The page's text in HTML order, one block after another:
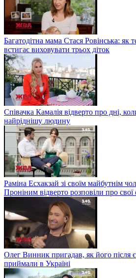
Багатодітна мама Стася Ровінська: як
встигає виховувати трьох діток
Співачка Камалія відверто про дні,
найріднішу людину
Раміна Есхакзай зі своїм майбутнім
Проніним відверто розповіли про свої
Олег Винник пригадав, як його після
приймали в Україні